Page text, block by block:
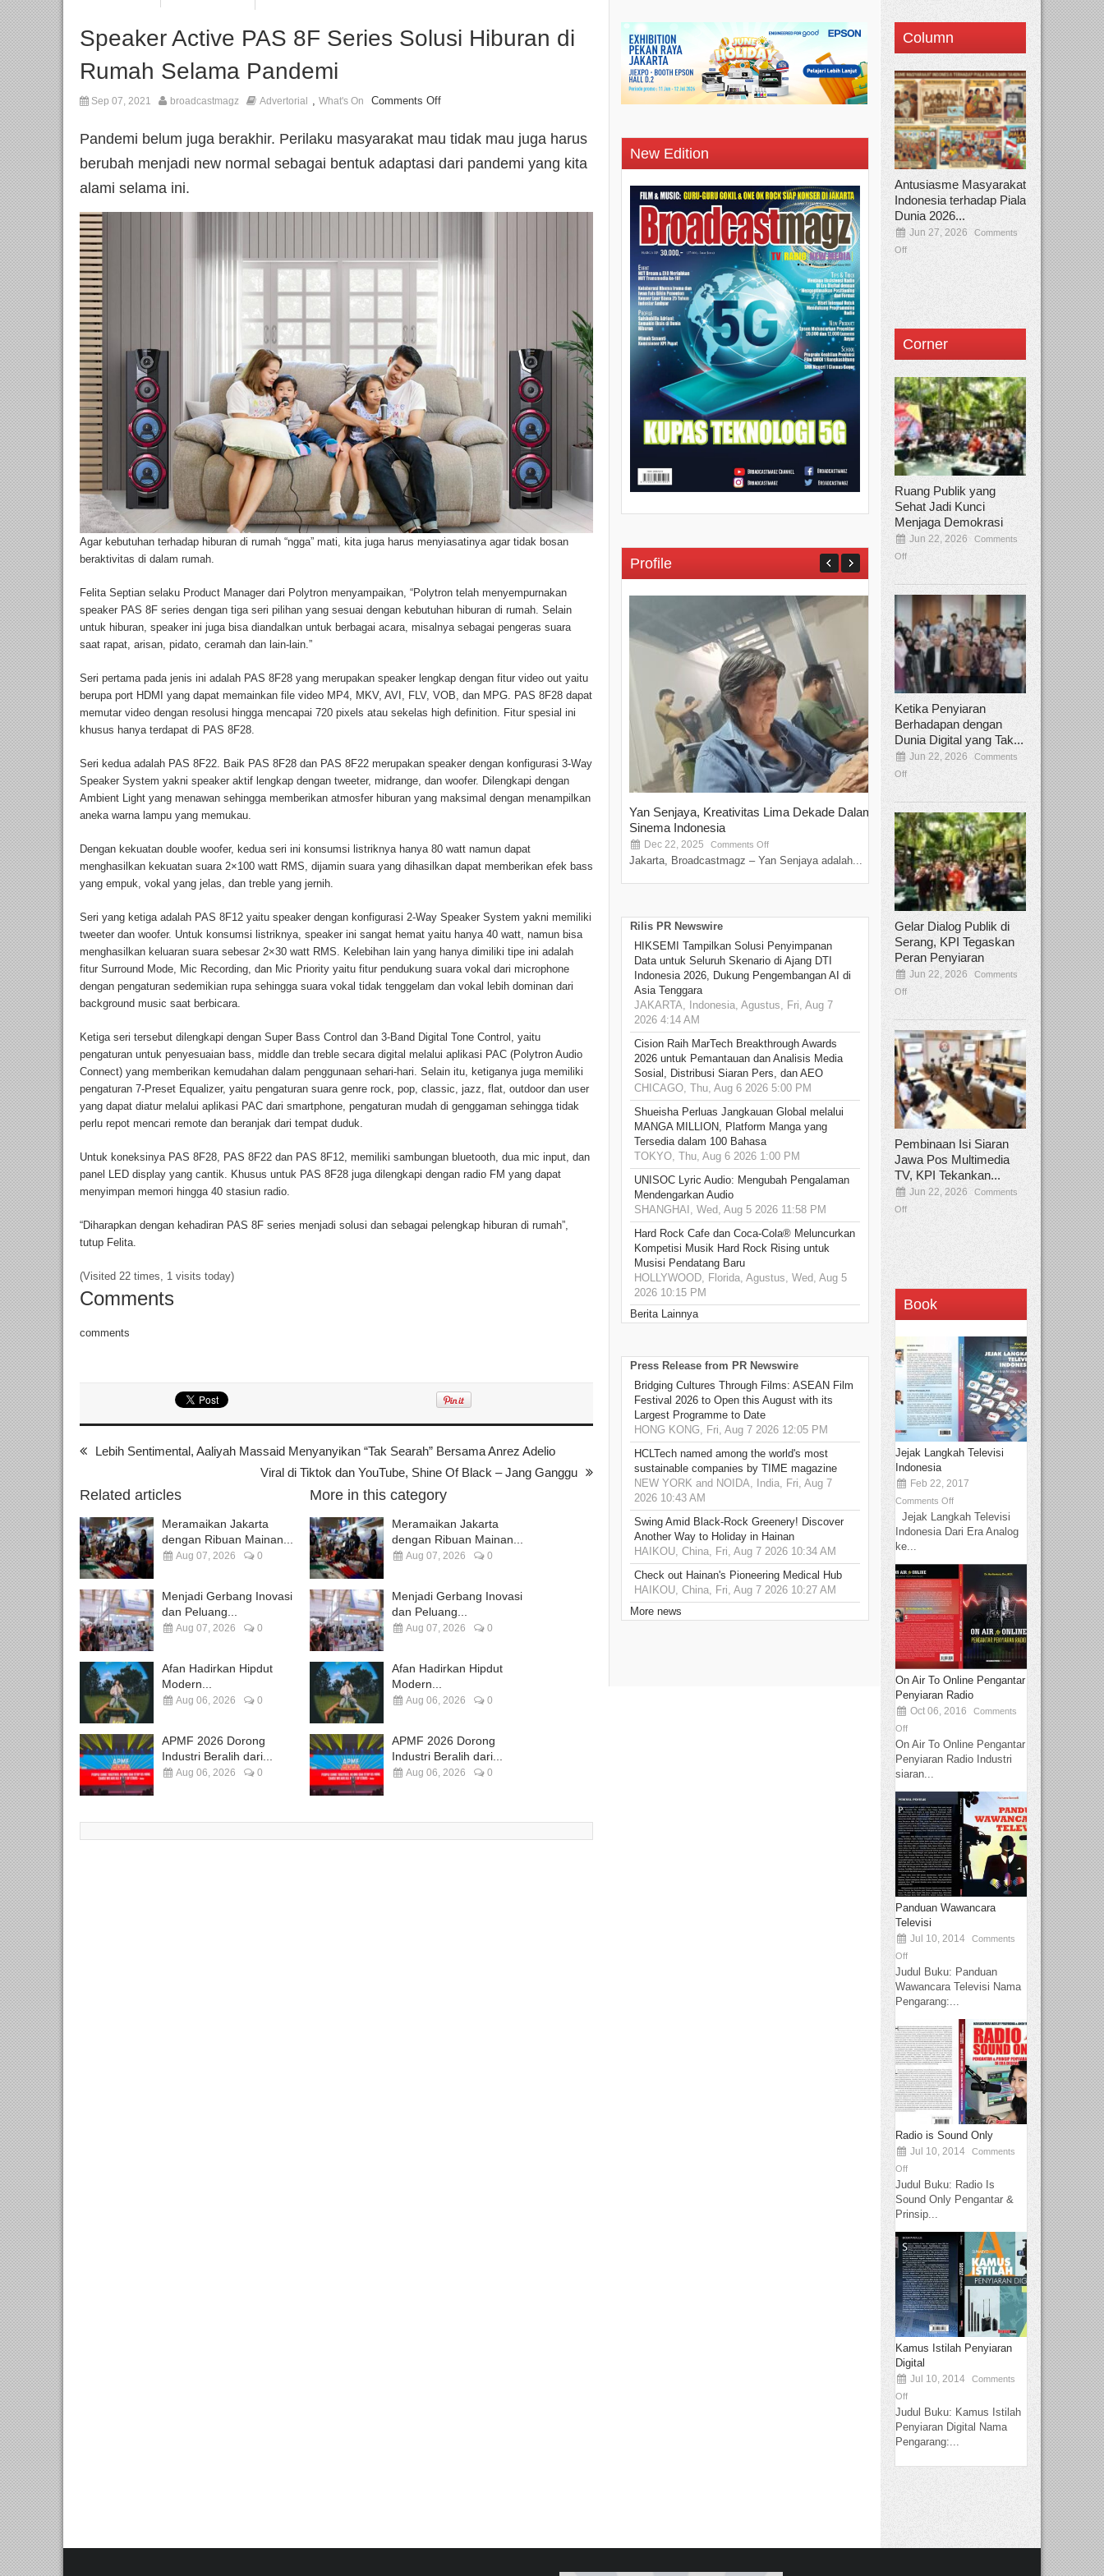
Speaker Active PAS 8F Series Solusi Hiburan di
Rumah Selama Pandemi
Sep 07, 2021 broadcastmagz Advertorial , What's On Comments Off
Pandemi belum juga berakhir. Perilaku masyarakat mau tidak mau juga harus
berubah menjadi new normal sebagai bentuk adaptasi dari pandemi yang kita
alami selama ini.
Agar kebutuhan terhadap hiburan di rumah “ngga” mati, kita juga harus menyiasatinya agar tidak bosan
beraktivitas di dalam rumah.
Felita Septian selaku Product Manager dari Polytron menyampaikan, “Polytron telah menyempurnakan
speaker PAS 8F series dengan tiga seri pilihan yang sesuai dengan kebutuhan hiburan di rumah. Selain
untuk hiburan, speaker ini juga bisa diandalkan untuk berbagai acara, misalnya sebagai pengeras suara
saat rapat, arisan, pidato, ceramah dan lain-lain.”
Seri pertama pada jenis ini adalah PAS 8F28 yang merupakan speaker lengkap dengan fitur video out yaitu
berupa port HDMI yang dapat memainkan file video MP4, MKV, AVI, FLV, VOB, dan MPG. PAS 8F28 dapat
memutar video dengan resolusi hingga mencapai 720 pixels atau sekelas high definition. Fitur spesial ini
khusus hanya terdapat di PAS 8F28.
Seri kedua adalah PAS 8F22. Baik PAS 8F28 dan PAS 8F22 merupakan speaker dengan konfigurasi 3-Way
Speaker System yakni speaker aktif lengkap dengan tweeter, midrange, dan woofer. Dilengkapi dengan
Ambient Light yang menawan sehingga memberikan atmosfer hiburan yang maksimal dengan menampilkan
aneka warna lampu yang memukau.
Dengan kekuatan double woofer, kedua seri ini konsumsi listriknya hanya 80 watt namun dapat
menghasilkan kekuatan suara 2×100 watt RMS, dijamin suara yang dihasilkan dapat memberikan efek bass
yang empuk, vokal yang jelas, dan treble yang jernih.
Seri yang ketiga adalah PAS 8F12 yaitu speaker dengan konfigurasi 2-Way Speaker System yakni memiliki
tweeter dan woofer. Untuk konsumsi listriknya, speaker ini sangat hemat yaitu hanya 40 watt, namun bisa
menghasilkan keluaran suara sebesar 2×30 watt RMS. Kelebihan lain yang hanya dimiliki tipe ini adalah
fitur Surround Mode, Mic Recording, dan Mic Priority yaitu fitur pendukung suara vokal dari microphone
dengan pengaturan sedemikian rupa sehingga suara vokal tidak tenggelam dan vokal lebih dominan dari
background music saat berbicara.
Ketiga seri tersebut dilengkapi dengan Super Bass Control dan 3-Band Digital Tone Control, yaitu
pengaturan untuk penyesuaian bass, middle dan treble secara digital melalui aplikasi PAC (Polytron Audio
Connect) yang memberikan kemudahan dalam penggunaan sehari-hari. Selain itu, ketiganya juga memiliki
pengaturan 7-Preset Equalizer, yaitu pengaturan suara genre rock, pop, classic, jazz, flat, outdoor dan user
yang dapat diatur melalui aplikasi PAC dari smartphone, pengaturan mudah di genggaman sehingga tidak
perlu repot mencari remote dan beranjak dari tempat duduk.
Untuk koneksinya PAS 8F28, PAS 8F22 dan PAS 8F12, memiliki sambungan bluetooth, dua mic input, dan
panel LED display yang cantik. Khusus untuk PAS 8F28 juga dilengkapi dengan radio FM yang dapat
menyimpan memori hingga 40 stasiun radio.
“Diharapkan dengan kehadiran PAS 8F series menjadi solusi dan sebagai pelengkap hiburan di rumah”,
tutup Felita.
(Visited 22 times, 1 visits today)
Comments
comments
Lebih Sentimental, Aaliyah Massaid Menyanyikan “Tak Searah” Bersama Anrez Adelio
Viral di Tiktok dan YouTube, Shine Of Black – Jang Ganggu
Related articles
Meramaikan Jakarta
dengan Ribuan Mainan...
Aug 07, 2026 0
Menjadi Gerbang Inovasi
dan Peluang...
Aug 07, 2026 0
Afan Hadirkan Hipdut
Modern...
Aug 06, 2026 0
APMF 2026 Dorong
Industri Beralih dari...
Aug 06, 2026 0
More in this category
Meramaikan Jakarta
dengan Ribuan Mainan...
Aug 07, 2026 0
Menjadi Gerbang Inovasi
dan Peluang...
Aug 07, 2026 0
Afan Hadirkan Hipdut
Modern...
Aug 06, 2026 0
APMF 2026 Dorong
Industri Beralih dari...
Aug 06, 2026 0
New Edition
Profile
Yan Senjaya, Kreativitas Lima Dekade Dalam
Sinema Indonesia
Dec 22, 2025 Comments Off
Jakarta, Broadcastmagz – Yan Senjaya adalah...
Tamee Irelly Menjadi Juri Open
Film Terbaru...
Sep 08, 2025 Comments Off
Bekasi, Broadcastmagz – Dalam upaya
talenta...
Rilis PR Newswire
HIKSEMI Tampilkan Solusi Penyimpanan
Data untuk Seluruh Skenario di Ajang DTI
Indonesia 2026, Dukung Pengembangan AI di
Asia Tenggara
JAKARTA, Indonesia, Agustus, Fri, Aug 7
2026 4:14 AM
Cision Raih MarTech Breakthrough Awards
2026 untuk Pemantauan dan Analisis Media
Sosial, Distribusi Siaran Pers, dan AEO
CHICAGO, Thu, Aug 6 2026 5:00 PM
Shueisha Perluas Jangkauan Global melalui
MANGA MILLION, Platform Manga yang
Tersedia dalam 100 Bahasa
TOKYO, Thu, Aug 6 2026 1:00 PM
UNISOC Lyric Audio: Mengubah Pengalaman
Mendengarkan Audio
SHANGHAI, Wed, Aug 5 2026 11:58 PM
Hard Rock Cafe dan Coca-Cola® Meluncurkan
Kompetisi Musik Hard Rock Rising untuk
Musisi Pendatang Baru
HOLLYWOOD, Florida, Agustus, Wed, Aug 5
2026 10:15 PM
Berita Lainnya
Press Release from PR Newswire
Bridging Cultures Through Films: ASEAN Film
Festival 2026 to Open this August with its
Largest Programme to Date
HONG KONG, Fri, Aug 7 2026 12:05 PM
HCLTech named among the world's most
sustainable companies by TIME magazine
NEW YORK and NOIDA, India, Fri, Aug 7
2026 10:43 AM
Swing Amid Black‑Rock Greenery! Discover
Another Way to Holiday in Hainan
HAIKOU, China, Fri, Aug 7 2026 10:34 AM
Check out Hainan's Pioneering Medical Hub
HAIKOU, China, Fri, Aug 7 2026 10:27 AM
More news
Column
Antusiasme Masyarakat
Indonesia terhadap Piala
Dunia 2026...
Jun 27, 2026
Comments
Off
Corner
Ruang Publik yang
Sehat Jadi Kunci
Menjaga Demokrasi
Jun 22, 2026
Comments
Off
Ketika Penyiaran
Berhadapan dengan
Dunia Digital yang Tak...
Jun 22, 2026
Comments
Off
Gelar Dialog Publik di
Serang, KPI Tegaskan
Peran Penyiaran
Jun 22, 2026
Comments
Off
Pembinaan Isi Siaran
Jawa Pos Multimedia
TV, KPI Tekankan...
Jun 22, 2026
Comments
Off
Book
Jejak Langkah Televisi
Indonesia
Feb 22, 2017
Comments Off
Jejak Langkah Televisi
Indonesia Dari Era Analog
ke...
On Air To Online Pengantar
Penyiaran Radio
Oct 06, 2016
Comments
Off
On Air To Online Pengantar
Penyiaran Radio Industri
siaran...
Panduan Wawancara
Televisi
Jul 10, 2014
Comments
Off
Judul Buku: Panduan
Wawancara Televisi Nama
Pengarang:...
Radio is Sound Only
Jul 10, 2014
Comments
Off
Judul Buku: Radio Is
Sound Only Pengantar &
Prinsip...
Kamus Istilah Penyiaran
Digital
Jul 10, 2014
Comments
Off
Judul Buku: Kamus Istilah
Penyiaran Digital Nama
Pengarang:...